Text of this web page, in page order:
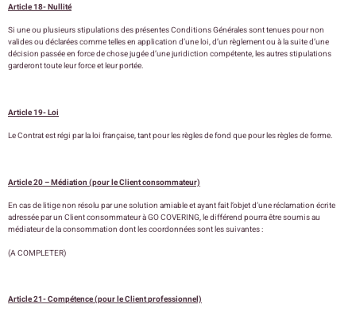
Article 18- Nullité
Si une ou plusieurs stipulations des présentes Conditions Générales sont tenues pour non
valides ou déclarées comme telles en application d’une loi, d’un règlement ou à la suite d’une
décision passée en force de chose jugée d’une juridiction compétente, les autres stipulations
garderont toute leur force et leur portée.
Article 19- Loi
Le Contrat est régi par la loi française, tant pour les règles de fond que pour les règles de forme.
Article 20 – Médiation (pour le Client consommateur)
En cas de litige non résolu par une solution amiable et ayant fait l’objet d’une réclamation écrite
adressée par un Client consommateur à GO COVERING, le différend pourra être soumis au
médiateur de la consommation dont les coordonnées sont les suivantes :
(A COMPLETER)
Article 21- Compétence (pour le Client professionnel)